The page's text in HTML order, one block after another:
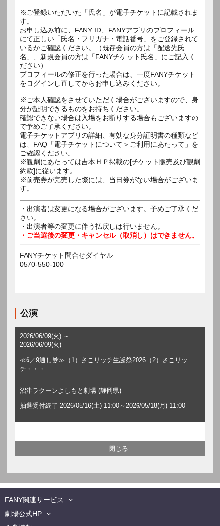
※ご登録いただいた「氏名」が電子チケットに記載されま
す。
お申し込み前に、FANY ID、FANYアプリのプロフィール
にて正しい「氏名・フリガナ・電話番号」をご登録されて
いるかご確認ください。（既存会員の方は「配送先氏
名」、新規会員の方は「FANYチケット氏名」にご記入く
ださい）
プロフィールの修正を行った場合は、一度FANYチケット
をログインし直してからお申し込みください。
※ご本人確認をさせていただく場合がございますので、身
分が証明できるものをお持ちください。
確認できない場合は入場をお断りする場合もございますの
で予めご了承ください。
電子チケットアプリの詳細、有効な身分証明書の種類など
は、FAQ「電子チケットについて＞ご利用にあたって」を
ご確認ください。
※観劇にあたっては吉本ＨＰ掲載の[チケット販売及び観劇
約款]に従います。
※前売券が完売した際には、当日券がない場合がございま
す。
・出演者は変更になる場合がございます。予めご了承くだ
さい。
・出演者等の変更に伴う払戻しは行いません。
・ご当選後の変更・キャンセル（取消し）はできません。
FANYチケット問合せダイヤル
0570-550-100
公演
2026/06/09(火) ～
2026/06/09(火)
≪6／9通し券≫（1）さこリッチ生誕祭2026（2）さこリッ
チ・・・
沼津ラクーンよしもと劇場 (静岡県)
抽選受付終了 2026/05/16(土) 11:00～2026/05/18(月) 11:00
FANY関連サービス
劇場公式HP